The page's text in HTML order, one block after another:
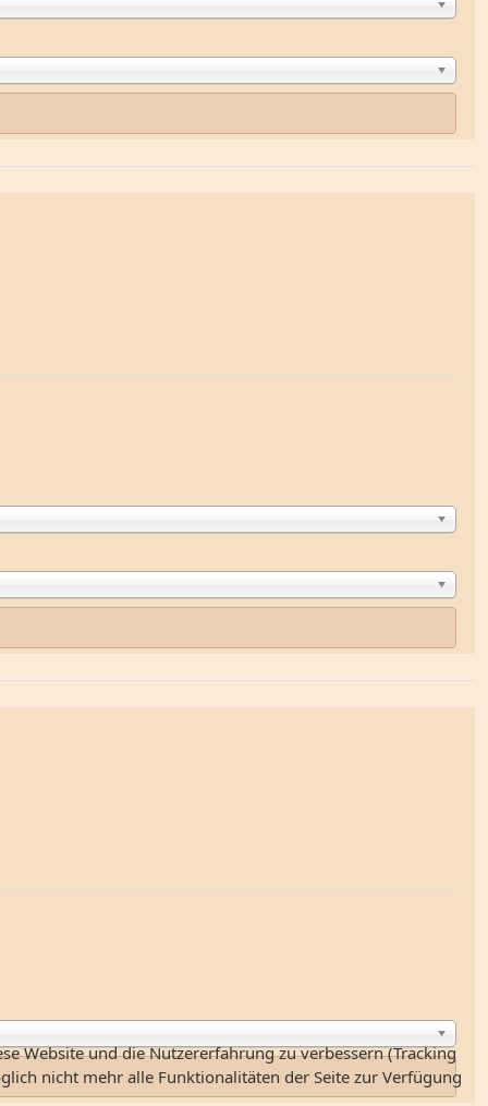
Website und die Nutzererfahrung zu verbessern (Tracking
nicht mehr alle Funktionalitäten der Seite zur Verfügung